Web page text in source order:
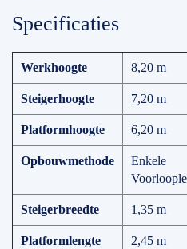
Specificaties
Werkhoogte 8,20 m
Steigerhoogte 7,20 m
Platformhoogte 6,20 m
Opbouwmethode
Enkele
Steigerbreedte 1,35 m
Platformlengte 2,45 m